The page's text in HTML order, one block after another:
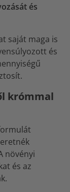
és
saját maga is
és
krómmal
növényi
és az